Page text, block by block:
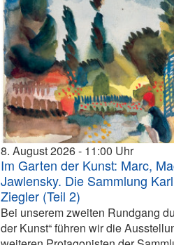
8. August 2026 11:00
Im Garten der Kunst: Marc,
Jawlensky. Die Sammlung
Ziegler (Teil 2)
Bei unserem zweiten Rundgang
der Kunst“ führen wir die